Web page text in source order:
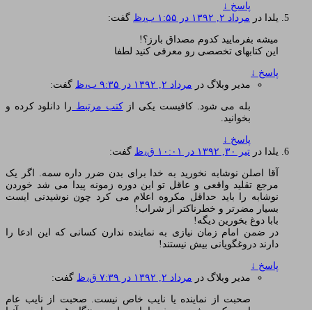
پاسخ ↓
یلدا در مرداد ۲, ۱۳۹۲ در ۱:۵۵ ب٫ظ گفت:
میشه بفرمایید کدوم مصداق بارز؟!
این کتابهای تخصصی رو معرفی کنید لطفا
پاسخ ↓
مدیر وبلاگ در مرداد ۲, ۱۳۹۲ در ۹:۳۵ ب٫ظ گفت:
بله می شود. کافیست یکی ازکتب مرتبط را دانلود کرده و
بخوانید.
پاسخ ↓
یلدا در تیر ۳۰, ۱۳۹۲ در ۱۰:۰۱ ق٫ظ گفت:
آقا اصلن نوشابه نخورید به خدا برای بدن ضرر داره سمه. اگر یک
مرجع تقلید واقعی و عاقل تو این دوره زمونه پیدا می شد خوردن
نوشابه را باید حداقل مکروه اعلام می کرد چون نوشیدنی ایست
بسیار مضرتر و خطرناکتر از شراب!
بابا دوغ بخورین دیگه!
در ضمن امام زمان نیازی به نماینده ندارن کسانی که این ادعا را
دارند دروغگویانی بیش نیستند!
پاسخ ↓
مدیر وبلاگ در مرداد ۲, ۱۳۹۲ در ۷:۳۹ ق٫ظ گفت:
صحبت از نماینده یا نایب خاص نیست. صحبت از نایب عام